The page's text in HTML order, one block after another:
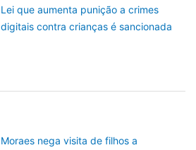
Lei que aumenta punição a crimes
digitais contra crianças é sancionada
Moraes nega visita de filhos a